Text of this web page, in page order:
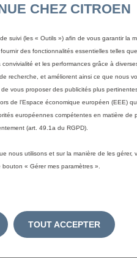
M Diesel 130 ch
Acier; Charge utile :645
de CO2WLTP (mixte)*: 153 g/km
- l/100km : 5,8
M Diesel 130 ch
- l/100km : 5,6
CHEZ CITROEN
suivi (les « Outils ») afin de vous garantir la
des fonctionnalités essentielles telles
et les performances grâce à
recherche, et améliorent ainsi ce que nous
vous proposer des publicités plus
de l'Espace économique européen (EEE)
européennes compétentes en matière de
(art. 49.1a du RGPD).
nous utilisons et sur la manière de les gérer,
« Gérer mes paramètres ».
TOUT ACCEPTER